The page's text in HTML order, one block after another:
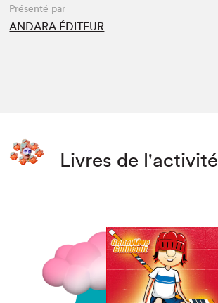
Présenté par
ANDARA ÉDITEUR
Livres de l'activité